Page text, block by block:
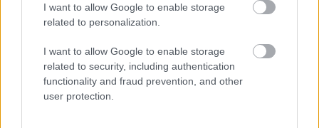
I want to allow Google to enable storage
related to personalization.
I want to allow Google to enable storage
related to security, including authentication
functionality and fraud prevention, and other
user protection.
Ядките макадамия също съдържат
антиоксиданти, което ги прави здравословен
избор за закуска. Антиоксидантите се борят със
свободните радикали в организма, които могат
да причинят рак. Изследванията показват, че
антиоксидантите в ядките макадамия,